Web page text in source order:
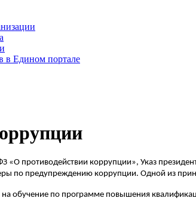
в Едином портале
противодействии коррупции», Указ
по предупреждению коррупции. Одной из
обучение по программе повышения